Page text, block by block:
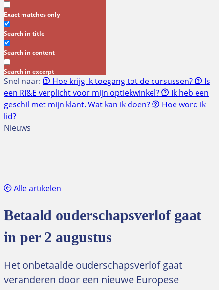
Exact matches only
Search in title
Search in content
Search in excerpt
Snel naar: Hoe krijg ik toegang tot de cursussen?
Is
een RI&E verplicht voor mijn optiekwinkel?
Ik heb een
geschil met mijn klant. Wat kan ik doen?
Hoe word ik
lid?
Nieuws
Alle artikelen
Betaald ouderschapsverlof gaat
in per 2 augustus
Het onbetaalde ouderschapsverlof gaat
veranderen door een nieuwe Europese